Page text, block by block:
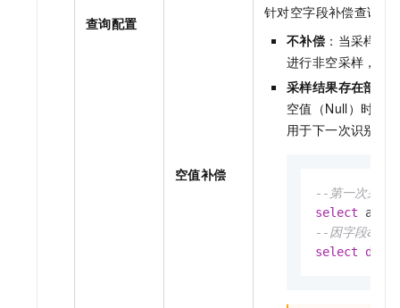
查询配置
空值补偿
针对空字段补偿查询。
不补偿 ：当采样数
进行非空采样，也
采样结果存在部分
空值（Null）时，
用于下一次识别；
--第一次采样
select
--因字段a前
select